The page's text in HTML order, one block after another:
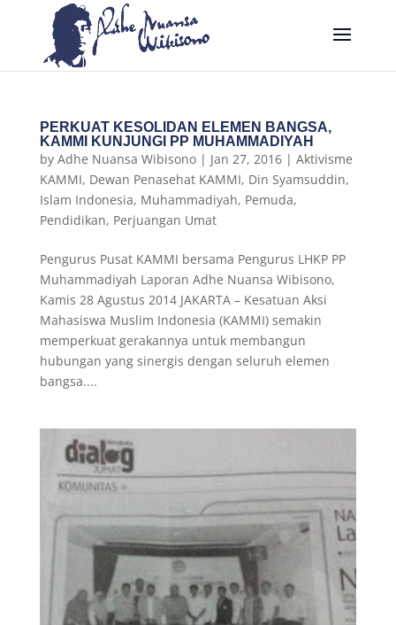
PERKUAT KESOLIDAN ELEMEN BANGSA,
KAMMI KUNJUNGI PP MUHAMMADIYAH
by Adhe Nuansa Wibisono| Jan 27, 2016| Aktivisme
KAMMI, Dewan Penasehat KAMMI, Din Syamsuddin,
Islam Indonesia, Muhammadiyah, Pemuda,
Pendidikan, Perjuangan Umat
Pengurus Pusat KAMMI bersama Pengurus LHKP PP
Muhammadiyah Laporan Adhe Nuansa Wibisono,
Kamis 28 Agustus 2014 JAKARTA – Kesatuan Aksi
Mahasiswa Muslim Indonesia (KAMMI) semakin
memperkuat gerakannya untuk membangun
hubungan yang sinergis dengan seluruh elemen
bangsa....